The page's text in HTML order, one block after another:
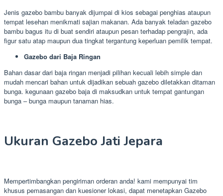
Jenis gazebo bambu banyak dijumpai di kios sebagai penghias ataupun
tempat lesehan menikmati sajian makanan. Ada banyak teladan gazebo
bambu bagus itu di buat sendiri ataupun pesan terhadap pengrajin, ada
figur satu atap maupun dua tingkat tergantung keperluan pemilik tempat.
Gazebo dari Baja Ringan
Bahan dasar dari baja ringan menjadi pilihan kecuali lebih simple dan
mudah mencari bahan untuk dijadikan sebuah gazebo diletakkan ditaman
bunga. kegunaan gazebo baja di maksudkan untuk tempat gantungan
bunga – bunga maupun tanaman hias.
Ukuran Gazebo Jati Jepara
Mempertimbangkan pengiriman orderan anda! kami mempunyai tim
khusus pemasangan dan kuesioner lokasi, dapat menetapkan Gazebo